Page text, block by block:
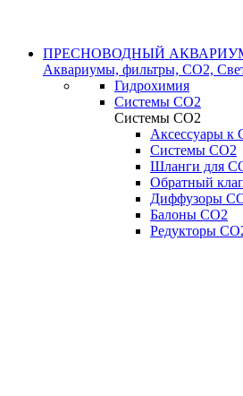
ПРЕСНОВОДНЫЙ
Аквариумы, фильтры, СО2,
Гидрохимия
Системы СО2
Системы СО2
Аксессуары к
Системы СО2
Шланги для
Обратный
Диффузоры
Балоны CO2
Редукторы